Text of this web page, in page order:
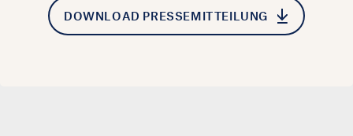
DOWNLOAD PRESSEMITTEILUNG